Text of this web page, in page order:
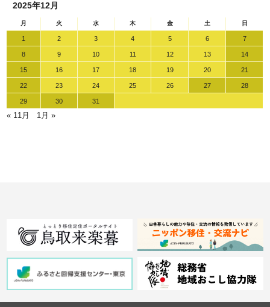
2025年12月
月 火 水 木 金 土 日
1 2 3 4 5 6 7
8 9 10 11 12 13 14
15 16 17 18 19 20 21
22 23 24 25 26 27 28
29 30 31
« 11月 1月 »